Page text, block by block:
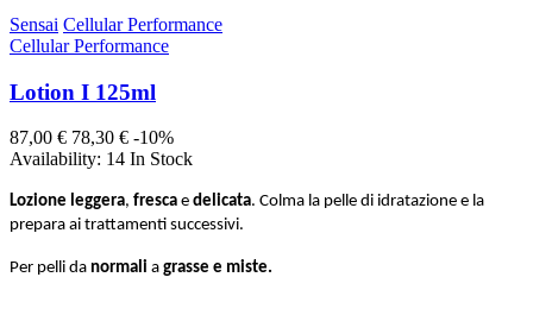
Sensai Cellular Performance
Cellular Performance
Lotion I 125ml
87,00 € 78,30 € -10%
Availability: 14 In Stock
Lozione leggera, fresca e delicata. Colma la pelle di idratazione e la
prepara ai trattamenti successivi.
Per pelli da normali a grasse e miste.